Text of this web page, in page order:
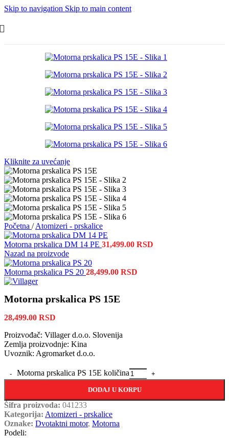
Skip to navigation Skip to main content
Kliknite za uvećanje
Početna / Atomizeri - prskalice
Motorna prskalica DM 14 PE 31,499.00 RSD
Nazad na proizvode
Motorna prskalica PS 20 28,499.00 RSD
Motorna prskalica PS 15E
28,499.00 RSD
Proizvođač: Villager d.o.o. Slovenija
Zemlja proizvodnje: Kina
Uvoznik: Agromarket d.o.o.
Motorna prskalica PS 15E količina
DODAJ U KORPU
Šifra proizvoda: 041233
Kategorija: Atomizeri - prskalice
Oznake: Dvotaktni motor, Motorna
Podeli: